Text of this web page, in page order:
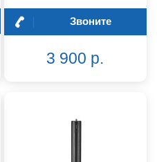
Звоните
3 900 р.